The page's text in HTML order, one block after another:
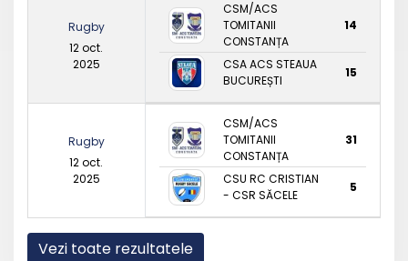
Rugby
12 oct.
2025
CSM/ACS
TOMITANII
CONSTANȚA
14
CSA ACS STEAUA
BUCUREȘTI
15
Rugby
12 oct.
2025
CSM/ACS
TOMITANII
CONSTANȚA
31
CSU RC CRISTIAN
- CSR SĂCELE
5
Vezi toate rezultatele